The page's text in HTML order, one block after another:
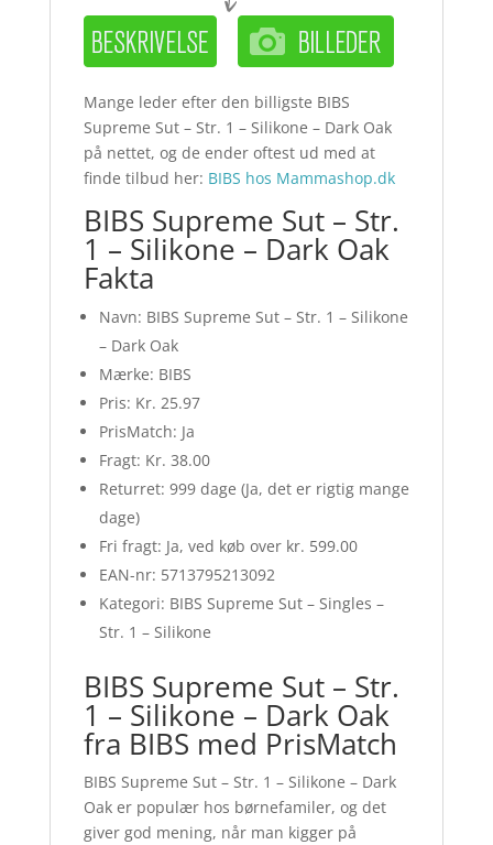
Mange leder efter den billigste BIBS
Supreme Sut – Str. 1 – Silikone – Dark Oak
på nettet, og de ender oftest ud med at
finde tilbud her: BIBS hos Mammashop.dk
BIBS Supreme Sut – Str.
1 – Silikone – Dark Oak
Fakta
Navn: BIBS Supreme Sut – Str. 1 – Silikone
– Dark Oak
Mærke: BIBS
Pris: Kr. 25.97
PrisMatch: Ja
Fragt: Kr. 38.00
Returret: 999 dage (Ja, det er rigtig mange
dage)
Fri fragt: Ja, ved køb over kr. 599.00
EAN-nr: 5713795213092
Kategori: BIBS Supreme Sut – Singles –
Str. 1 – Silikone
BIBS Supreme Sut – Str.
1 – Silikone – Dark Oak
fra BIBS med PrisMatch
BIBS Supreme Sut – Str. 1 – Silikone – Dark
Oak er populær hos børnefamiler, og det
giver god mening, når man kigger på